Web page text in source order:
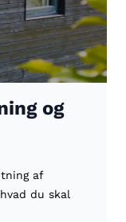
og
af
du skal